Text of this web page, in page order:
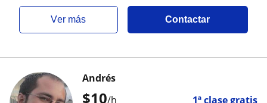
ver más Contactar
$10/h 1ª clase gratis
Andrés